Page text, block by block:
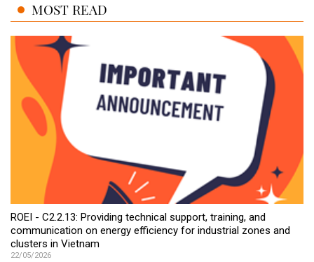
MOST READ
ROEI - C2.2.13: Providing technical support, training, and
communication on energy efficiency for industrial zones and
clusters in Vietnam
22/05/2026